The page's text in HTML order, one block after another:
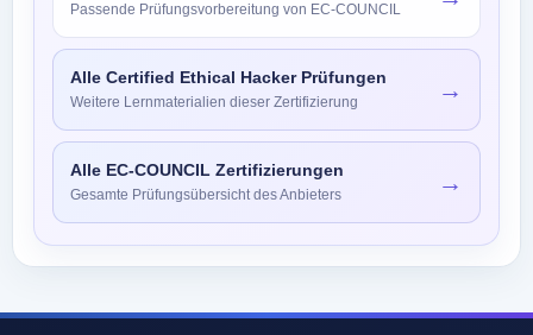
Passende Prüfungsvorbereitung von EC-COUNCIL
Alle Certified Ethical Hacker Prüfungen
Weitere Lernmaterialien dieser Zertifizierung →
Alle EC-COUNCIL Zertifizierungen
Gesamte Prüfungsübersicht des Anbieters →